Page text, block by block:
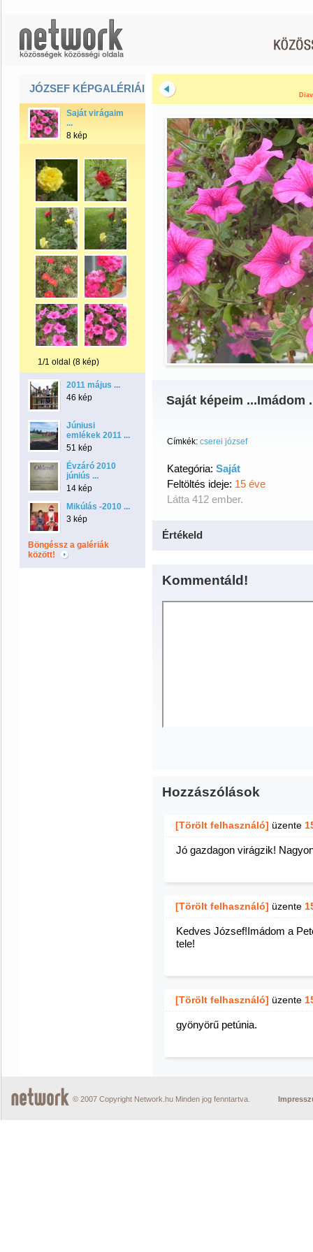
JÓZSEF KÉPGALÉRIÁI
Saját virágaim
...
8 kép
1/1 oldal (8 kép)
2011 május ...
46 kép
Júniusi
emlékek 2011 ...
51 kép
Évzáró 2010
júniús ...
14 kép
Mikúlás -2010 ...
3 kép
Böngéssz a galériák
között!
Saját képeim ...Imádom
Címkék: cserei józsef
Kategória: Saját
Feltöltés ideje: 15 éve
Látta 412 ember.
Értékeld
Kommentáld!
Hozzászólások
[Törölt felhasználó] üzente
Jó gazdagon virágzik!
[Törölt felhasználó] üzente
Kedves József!Imádom a
tele!
[Törölt felhasználó] üzente
gyönyörű petúnia.
© 2007 Copyright Network.hu Minden jog fenntartva.